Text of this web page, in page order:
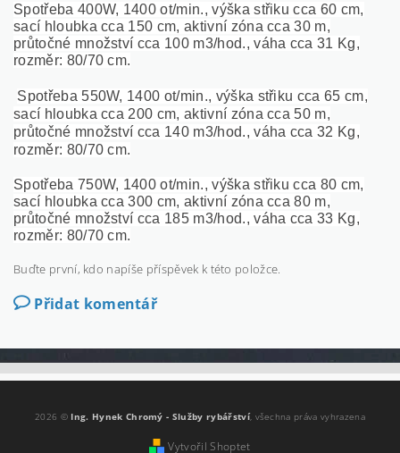
Spotřeba 400W, 1400 ot/min., výška střiku cca 60 cm,
sací hloubka cca 150 cm, aktivní zóna cca 30 m,
průtočné množství cca 100 m3/hod., váha cca 31 Kg,
rozměr: 80/70 cm.
Spotřeba 550W, 1400 ot/min., výška střiku cca 65 cm,
sací hloubka cca 200 cm, aktivní zóna cca 50 m,
průtočné množství cca 140 m3/hod., váha cca 32 Kg,
rozměr: 80/70 cm.
Spotřeba 750W, 1400 ot/min., výška střiku cca 80 cm,
sací hloubka cca 300 cm, aktivní zóna cca 80 m,
průtočné množství cca 185 m3/hod., váha cca 33 Kg,
rozměr: 80/70 cm.
Buďte první, kdo napíše příspěvek k této položce.
Přidat komentář
2026 © Ing. Hynek Chromý - Služby rybářství, všechna práva vyhrazena
Vytvořil Shoptet